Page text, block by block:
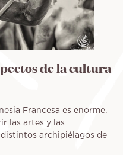
de la cultura
Francesa es enorme.
las artes y las
archipiélagos de